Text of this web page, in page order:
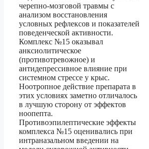
черепно-мозговой травмы с
анализом восстановления
условных рефлексов и показателей
поведенческой активности.
Комплекс №15 оказывал
анксиолитическое
(противотревожное) и
антидепрессивное влияние при
системном стрессе у крыс.
Ноотропное действие препарата в
этих условиях заметно отличалось
в лучшую сторону от эффектов
ноопепта.
Противоэпилептические эффекты
комплекса №15 оценивались при
интраназальном введении на